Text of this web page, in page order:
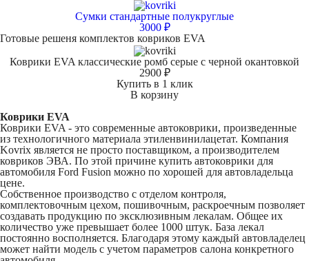
Сумки стандартные полукруглые
3000 ₽
Готовые решеня комплектов ковриков EVA
Коврики EVA классические ромб серые с черной окантовкой
2900 ₽
Купить в 1 клик
В корзину
Коврики EVA
Коврики EVA - это современные автоковрики, произведенные
из технологичного материала этиленвинилацетат. Компания
Kovrix является не просто поставщиком, а производителем
ковриков ЭВА. По этой причине купить автоковрики для
автомобиля Ford Fusion можно по хорошей для автовладельца
цене.
Собственное производство с отделом контроля,
комплектовочным цехом, пошивочным, раскроечным позволяет
создавать продукцию по эксклюзивным лекалам. Общее их
количество уже превышает более 1000 штук. База лекал
постоянно восполняется. Благодаря этому каждый автовладелец
может найти модель с учетом параметров салона конкретного